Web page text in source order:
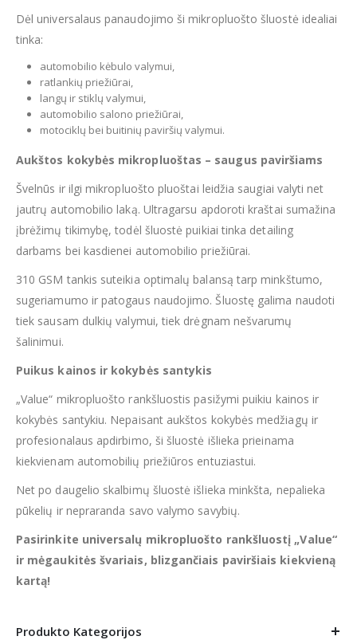
Dėl universalaus panaudojimo ši mikropluošto šluostė idealiai
tinka:
automobilio kėbulo valymui,
ratlankių priežiūrai,
langų ir stiklų valymui,
automobilio salono priežiūrai,
motociklų bei buitinių paviršių valymui.
Aukštos kokybės mikropluoštas – saugus paviršiams
Švelnūs ir ilgi mikropluošto pluoštai leidžia saugiai valyti net
jautrų automobilio laką. Ultragarsu apdoroti kraštai sumažina
įbrėžimų tikimybę, todėl šluostė puikiai tinka detailing
darbams bei kasdienei automobilio priežiūrai.
310 GSM tankis suteikia optimalų balansą tarp minkštumo,
sugeriamumo ir patogaus naudojimo. Šluostę galima naudoti
tiek sausam dulkių valymui, tiek drėgnam nešvarumų
šalinimui.
Puikus kainos ir kokybės santykis
„Value“ mikropluošto rankšluostis pasižymi puikiu kainos ir
kokybės santykiu. Nepaisant aukštos kokybės medžiagų ir
profesionalaus apdirbimo, ši šluostė išlieka prieinama
kiekvienam automobilių priežiūros entuziastui.
Net po daugelio skalbimų šluostė išlieka minkšta, nepalieka
pūkelių ir nepraranda savo valymo savybių.
Pasirinkite universalų mikropluošto rankšluostį „Value“
ir mėgaukitės švariais, blizgančiais paviršiais kiekvieną
kartą!
Produkto Kategorijos